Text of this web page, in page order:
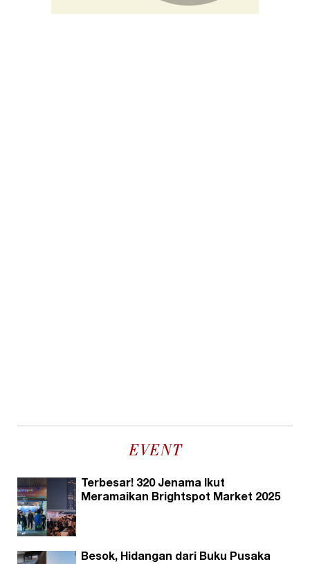
EVENT
Terbesar! 320 Jenama Ikut
Meramaikan Brightspot Market 2025
Besok, Hidangan dari Buku Pusaka